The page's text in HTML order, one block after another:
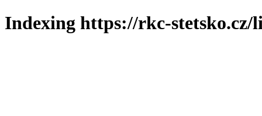
Indexing https://rkc-stetsko.cz/